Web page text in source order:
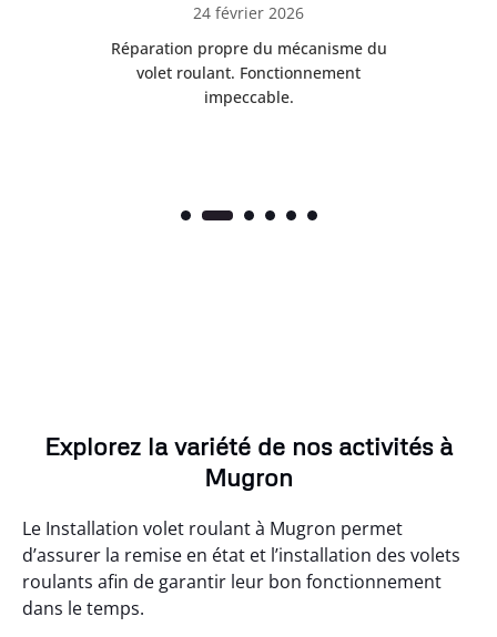
24 février 2026
Réparation propre du mécanisme du
volet roulant. Fonctionnement
impeccable.
Explorez la variété de nos activités à
Mugron
Le Installation volet roulant à Mugron permet
d’assurer la remise en état et l’installation des volets
roulants afin de garantir leur bon fonctionnement
dans le temps.